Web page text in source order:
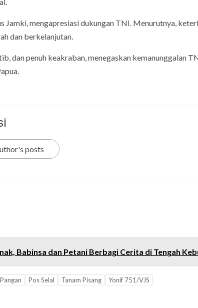
Jamki, mengapresiasi dukungan TNI. Menurutnya,
dan berkelanjutan.
dan penuh keakraban, menegaskan kemanunggalan
posts
Babinsa dan Petani Berbagi Cerita di Tengah
Pos Selal Tanam Pisang Yonif 751/VJS